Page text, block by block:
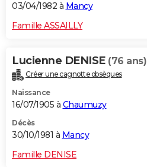
03/04/1982 à Mancy
Famille ASSAILLY
Lucienne DENISE (76 ans)
Créer une cagnotte obsèques
Naissance
16/07/1905 à Chaumuzy
Décès
30/10/1981 à Mancy
Famille DENISE